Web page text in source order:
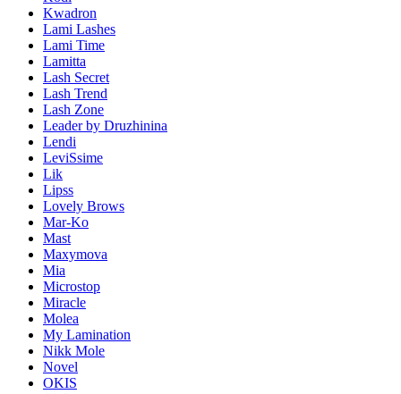
Kwadron
Lami Lashes
Lami Time
Lamitta
Lash Secret
Lash Trend
Lash Zone
Leader by Druzhinina
Lendi
LeviSsime
Lik
Lipss
Lovely Brows
Mar-Ko
Mast
Maxymova
Mia
Microstop
Miracle
Molea
My Lamination
Nikk Mole
Novel
OKIS